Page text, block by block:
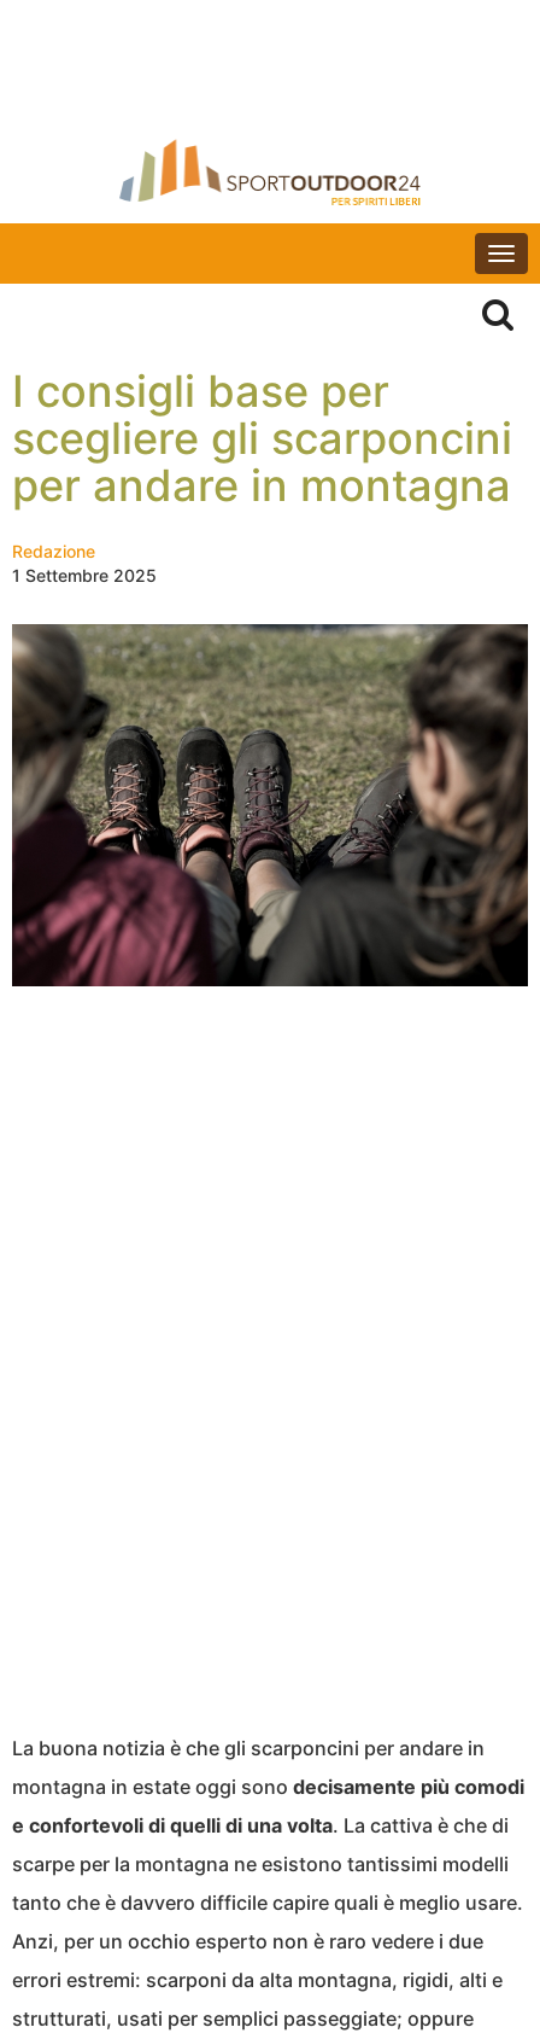
I consigli base per
scegliere gli scarponcini
per andare in montagna
Redazione
1 Settembre 2025
La buona notizia è che gli scarponcini per andare in
montagna in estate oggi sono decisamente più comodi
e confortevoli di quelli di una volta. La cattiva è che di
scarpe per la montagna ne esistono tantissimi modelli
tanto che è davvero difficile capire quali è meglio usare.
Anzi, per un occhio esperto non è raro vedere i due
errori estremi: scarponi da alta montagna, rigidi, alti e
strutturati, usati per semplici passeggiate; oppure